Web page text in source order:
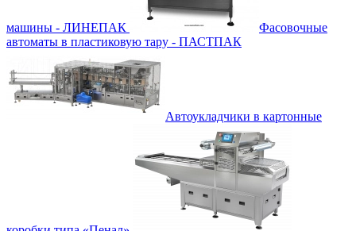
машины - ЛИНЕПАК
Фасовочные
автоматы в пластиковую тару - ПАСТПАК
Автоукладчики в картонные